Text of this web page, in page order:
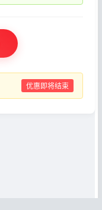
优惠即将结束